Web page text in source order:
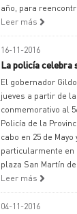
año, para
Leer más
16-11-2016
La policía celebra
El gobernador
jueves a partir de
conmemorativo al
Policía de la
cabo en 25 de Mayo
particularmente en
plaza San Martín
Leer más
04-11-2016